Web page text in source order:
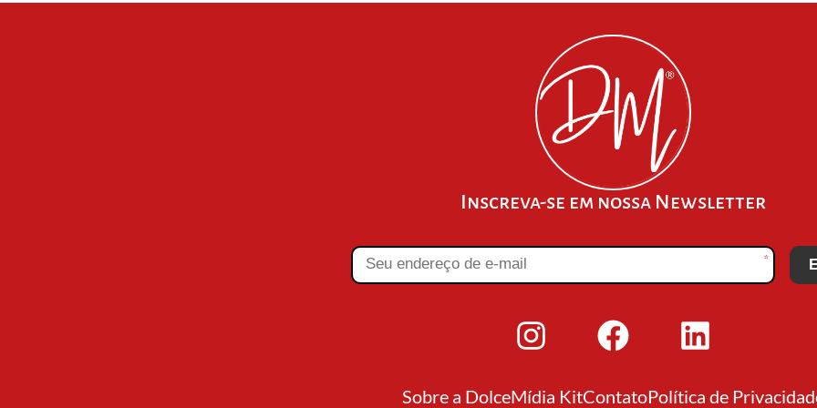
Inscreva-se em nossa Newsletter
*
Sobre a DolceMídia KitContatoPolítica de